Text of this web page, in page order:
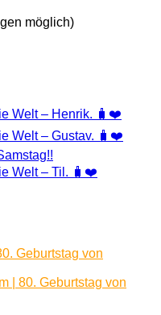
möglich)
Welt – Henrik. 🧳❤️
Welt – Gustav. 🧳❤️
Welt – Til. 🧳❤️
Geburtstag von
| 80. Geburtstag von